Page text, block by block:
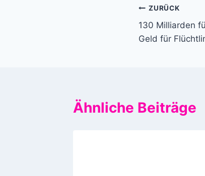
ZURÜCK
130 Milliarden
Geld für
Ähnliche Beiträge